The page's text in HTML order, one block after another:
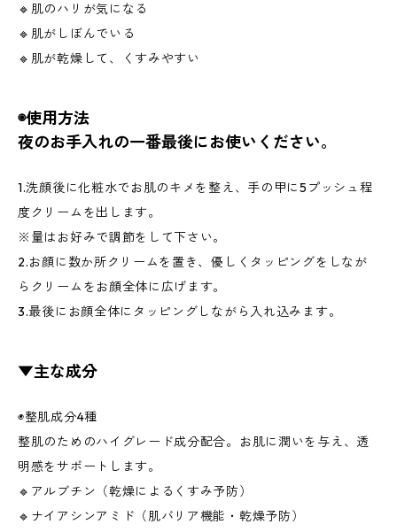
🔹肌のハリが気になる
🔹肌がしぼんでいる
🔹肌が乾燥して、くすみやすい
◉使用方法
夜のお手入れの一番最後にお使いください。
1.洗顔後に化粧水でお肌のキメを整え、手の甲に5プッシュ程
度クリームを出します。
※量はお好みで調節をして下さい。
2.お顔に数か所クリームを置き、優しくタッピングをしなが
らクリームをお顔全体に広げます。
3.最後にお顔全体にタッピングしながら入れ込みます。
▼主な成分
◉整肌成分4種
整肌のためのハイグレード成分配合。お肌に潤いを与え、透
明感をサポートします。
🔹アルブチン（乾燥によるくすみ予防）
🔹ナイアシンアミド（肌バリア機能・乾燥予防）